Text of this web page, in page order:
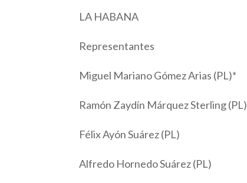
LA HABANA
Representantes
Miguel Mariano Gómez Arias (PL)*
Ramón Zaydín Márquez Sterling (PL)
Félix Ayón Suárez (PL)
Alfredo Hornedo Suárez (PL)